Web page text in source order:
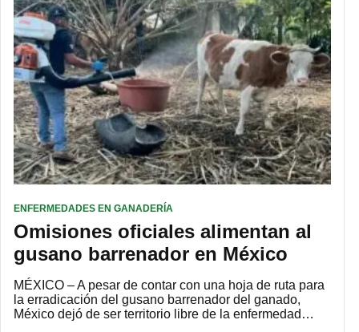
ENFERMEDADES EN GANADERÍA
Omisiones oficiales alimentan al
gusano barrenador en México
MÉXICO – A pesar de contar con una hoja de ruta para
la erradicación del gusano barrenador del ganado,
México dejó de ser territorio libre de la enfermedad…